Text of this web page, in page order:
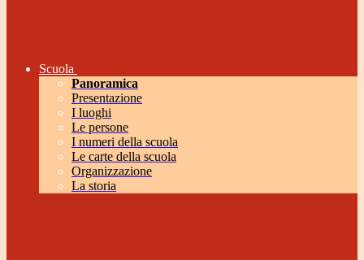
Scuola
Panoramica
Presentazione
I luoghi
Le persone
I numeri della scuola
Le carte della scuola
Organizzazione
La storia